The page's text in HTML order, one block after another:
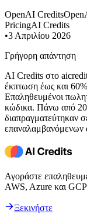
OpenAI Credits
PricingAI Credits
•3 Απριλίου 2026
Γρήγορη απάντηση
AI Credits στο
έκπτωση έως και 60%
Επαληθευμένοι
κώδικα. Πάνω από 20
διαπραγματεύτηκαν
επαναλαμβανόμενων
Αγοράστε
AWS, Azure και GCP
Ξεκινήστε